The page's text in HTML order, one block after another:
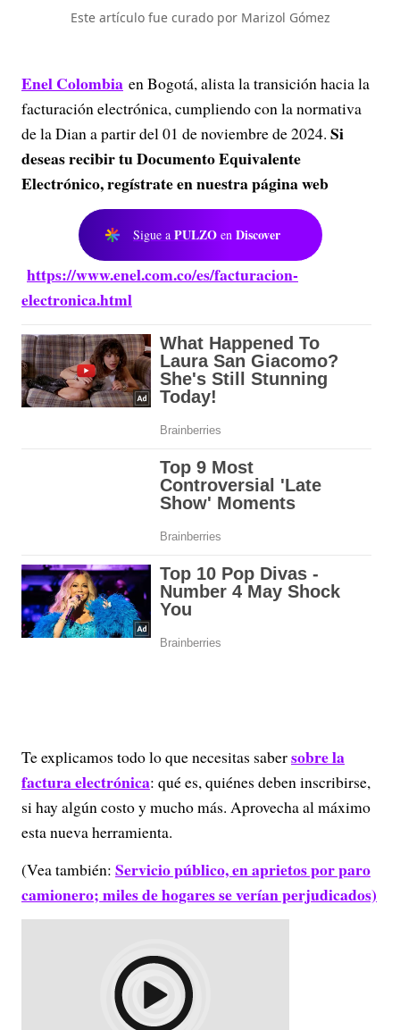
Este artículo fue curado por Marizol Gómez
Enel Colombia en Bogotá, alista la transición hacia la
facturación electrónica, cumpliendo con la normativa
de la Dian a partir del 01 de noviembre de 2024. Si
deseas recibir tu Documento Equivalente
Electrónico, regístrate en nuestra página web
Sigue a PULZO en Discover
https://www.enel.com.co/es/facturacion-
electronica.html
Te explicamos todo lo que necesitas sabersobre la
factura electrónica: qué es, quiénes deben inscribirse,
si hay algún costo y mucho más. Aprovecha al máximo
esta nueva herramienta.
(Vea también: Servicio público, en aprietos por paro
camionero; miles de hogares se verían perjudicados)